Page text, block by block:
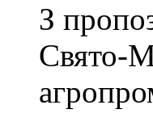
З
Свято-